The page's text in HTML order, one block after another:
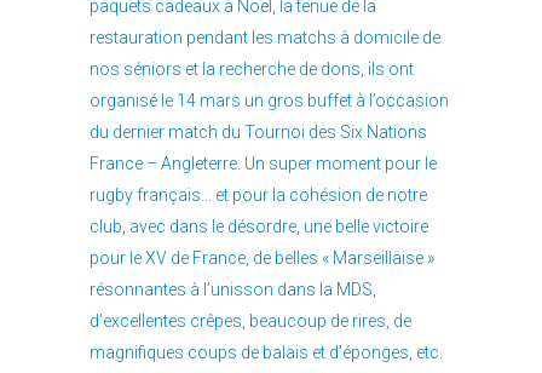
paquets cadeaux à Noël, la tenue de la
restauration pendant les matchs à domicile de
nos séniors et la recherche de dons, ils ont
organisé le 14 mars un gros buffet à l’occasion
du dernier match du Tournoi des Six Nations
France – Angleterre. Un super moment pour le
rugby français… et pour la cohésion de notre
club, avec dans le désordre, une belle victoire
pour le XV de France, de belles « Marseillaise »
résonnantes à l’unisson dans la MDS,
d’excellentes crêpes, beaucoup de rires, de
magnifiques coups de balais et d’éponges, etc.